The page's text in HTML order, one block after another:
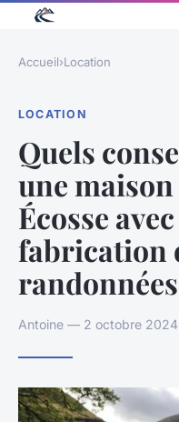
Accueil›Location
LOCATION
Quels
une maison
Écosse
fabrication
Antoine — 2 octobre